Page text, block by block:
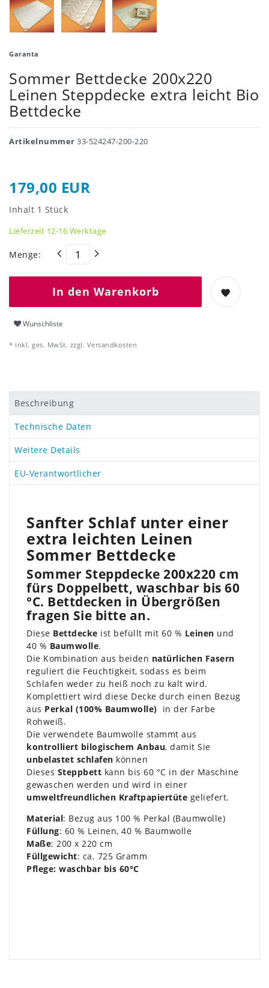
Garanta
Sommer Bettdecke 200x220
Leinen Steppdecke extra leicht Bio
Bettdecke
Artikelnummer 33-524247-200-220
179,00 EUR
Inhalt 1 Stück
Lieferzeit 12-16 Werktage
Menge:
In den Warenkorb
Wunschliste
* inkl. ges. MwSt. zzgl. Versandkosten
Beschreibung
Technische Daten
Weitere Details
EU-Verantwortlicher
Sanfter Schlaf unter einer
extra leichten Leinen
Sommer Bettdecke
Sommer Steppdecke 200x220 cm
fürs Doppelbett, waschbar bis 60
°C. Bettdecken in Übergrößen
fragen Sie bitte an.
Diese Bettdecke ist befüllt mit 60 % Leinen und
40 % Baumwolle.
Die Kombination aus beiden natürlichen Fasern
reguliert die Feuchtigkeit, sodass es beim
Schlafen weder zu heiß noch zu kalt wird.
Komplettiert wird diese Decke durch einen Bezug
aus Perkal (100% Baumwolle) in der Farbe
Rohweiß.
Die verwendete Baumwolle stammt aus
kontrolliert bilogischem Anbau, damit Sie
unbelastet schlafen können
Dieses Steppbett kann bis 60 °C in der Maschine
gewaschen werden und wird in einer
umweltfreundlichen Kraftpapiertüte geliefert.
Material: Bezug aus 100 % Perkal (Baumwolle)
Füllung: 60 % Leinen, 40 % Baumwolle
Maße: 200 x 220 cm
Füllgewicht: ca. 725 Gramm
Pflege: waschbar bis 60°C